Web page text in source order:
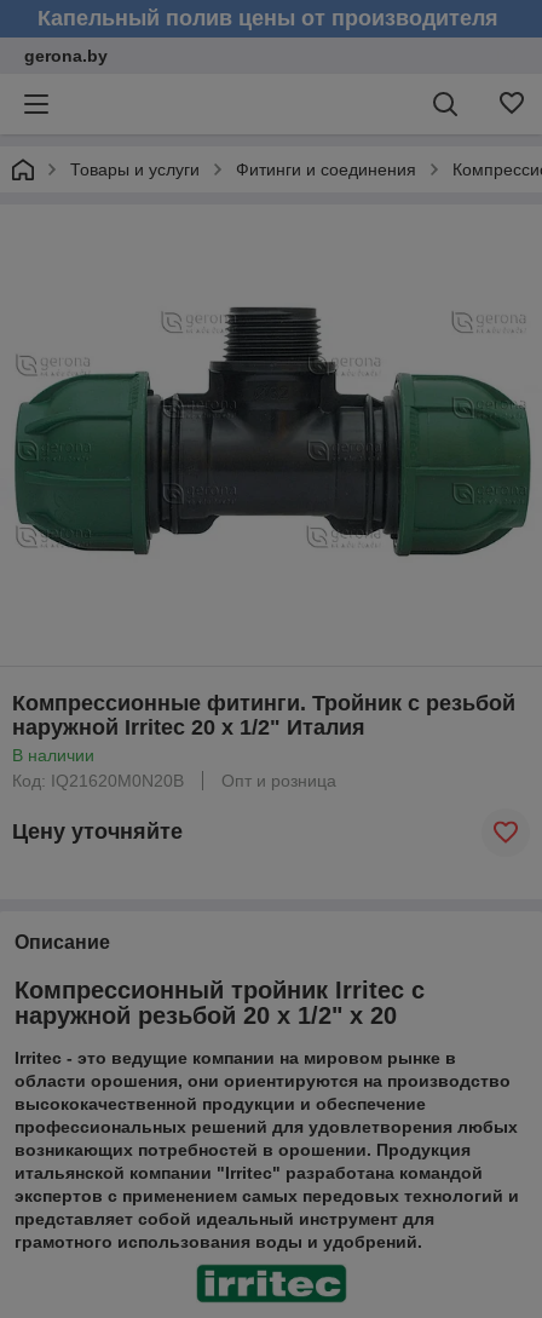
Капельный полив цены от производителя
gerona.by
Товары и услуги Фитинги и соединения
Компрессионные фитинги. Тройник с резьбой
наружной Irritec 20 x 1/2" Италия
В наличии
Код: IQ21620M0N20B
Опт и розница
Цену уточняйте
Описание
Компрессионный тройник Irritec с
наружной резьбой 20 х 1/2" x 20
Irritec - это ведущие компании на мировом рынке в
области орошения, они ориентируются на производство
высококачественной продукции и обеспечение
профессиональных решений для удовлетворения любых
возникающих потребностей в орошении. Продукция
итальянской компании "Irritec" разработана командой
экспертов с применением самых передовых технологий и
представляет собой идеальный инструмент для
грамотного использования воды и удобрений.